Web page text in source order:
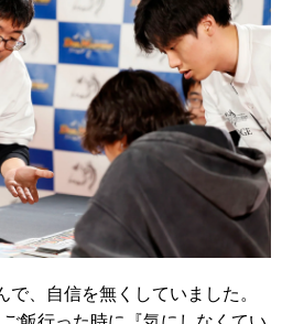
で、自信を無くしていました。